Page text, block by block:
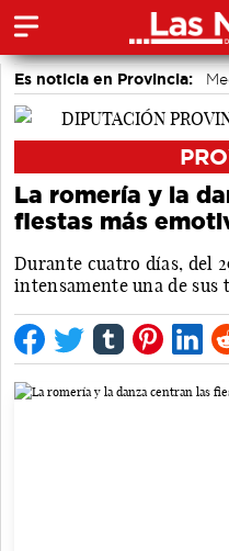
Es noticia en Provincia:
La romería y la
fiestas más
Durante cuatro días, del
intensamente una de sus